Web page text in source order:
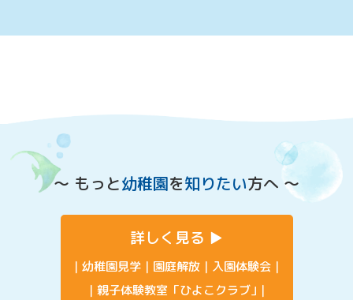
〜 もっと幼稚園を知りたい方へ 〜
詳しく見る
幼稚園見学 園庭解放
入園体験会
親子体験教室「ひよこクラブ」